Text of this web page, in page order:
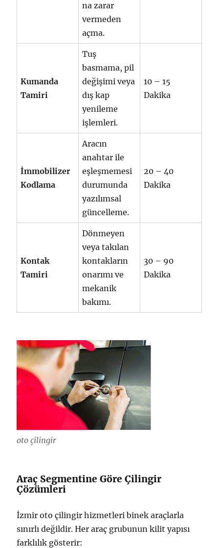
na zarar
vermeden
açma.
Kumanda
Tamiri
Tuş
basmama, pil
değişimi veya
dış kap
yenileme
işlemleri.
10 – 15
Dakika
İmmobilizer
Kodlama
Aracın
anahtar ile
eşleşmemesi
durumunda
yazılımsal
güncelleme.
20 – 40
Dakika
Kontak
Tamiri
Dönmeyen
veya takılan
kontakların
onarımı ve
mekanik
bakımı.
30 – 90
Dakika
oto çilingir
Araç Segmentine Göre Çilingir
Çözümleri
İzmir oto çilingir hizmetleri binek araçlarla
sınırlı değildir. Her araç grubunun kilit yapısı
farklılık gösterir: